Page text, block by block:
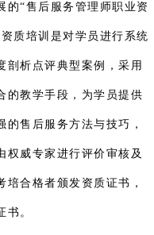
的“售后服务管理师职业资
质培训是对学员进行系统
剖析点评典型案例，采用
的教学手段，为学员提供
售后服务方法与技巧，
权威专家进行评价审核及
合格者颁发资质证书，
书。